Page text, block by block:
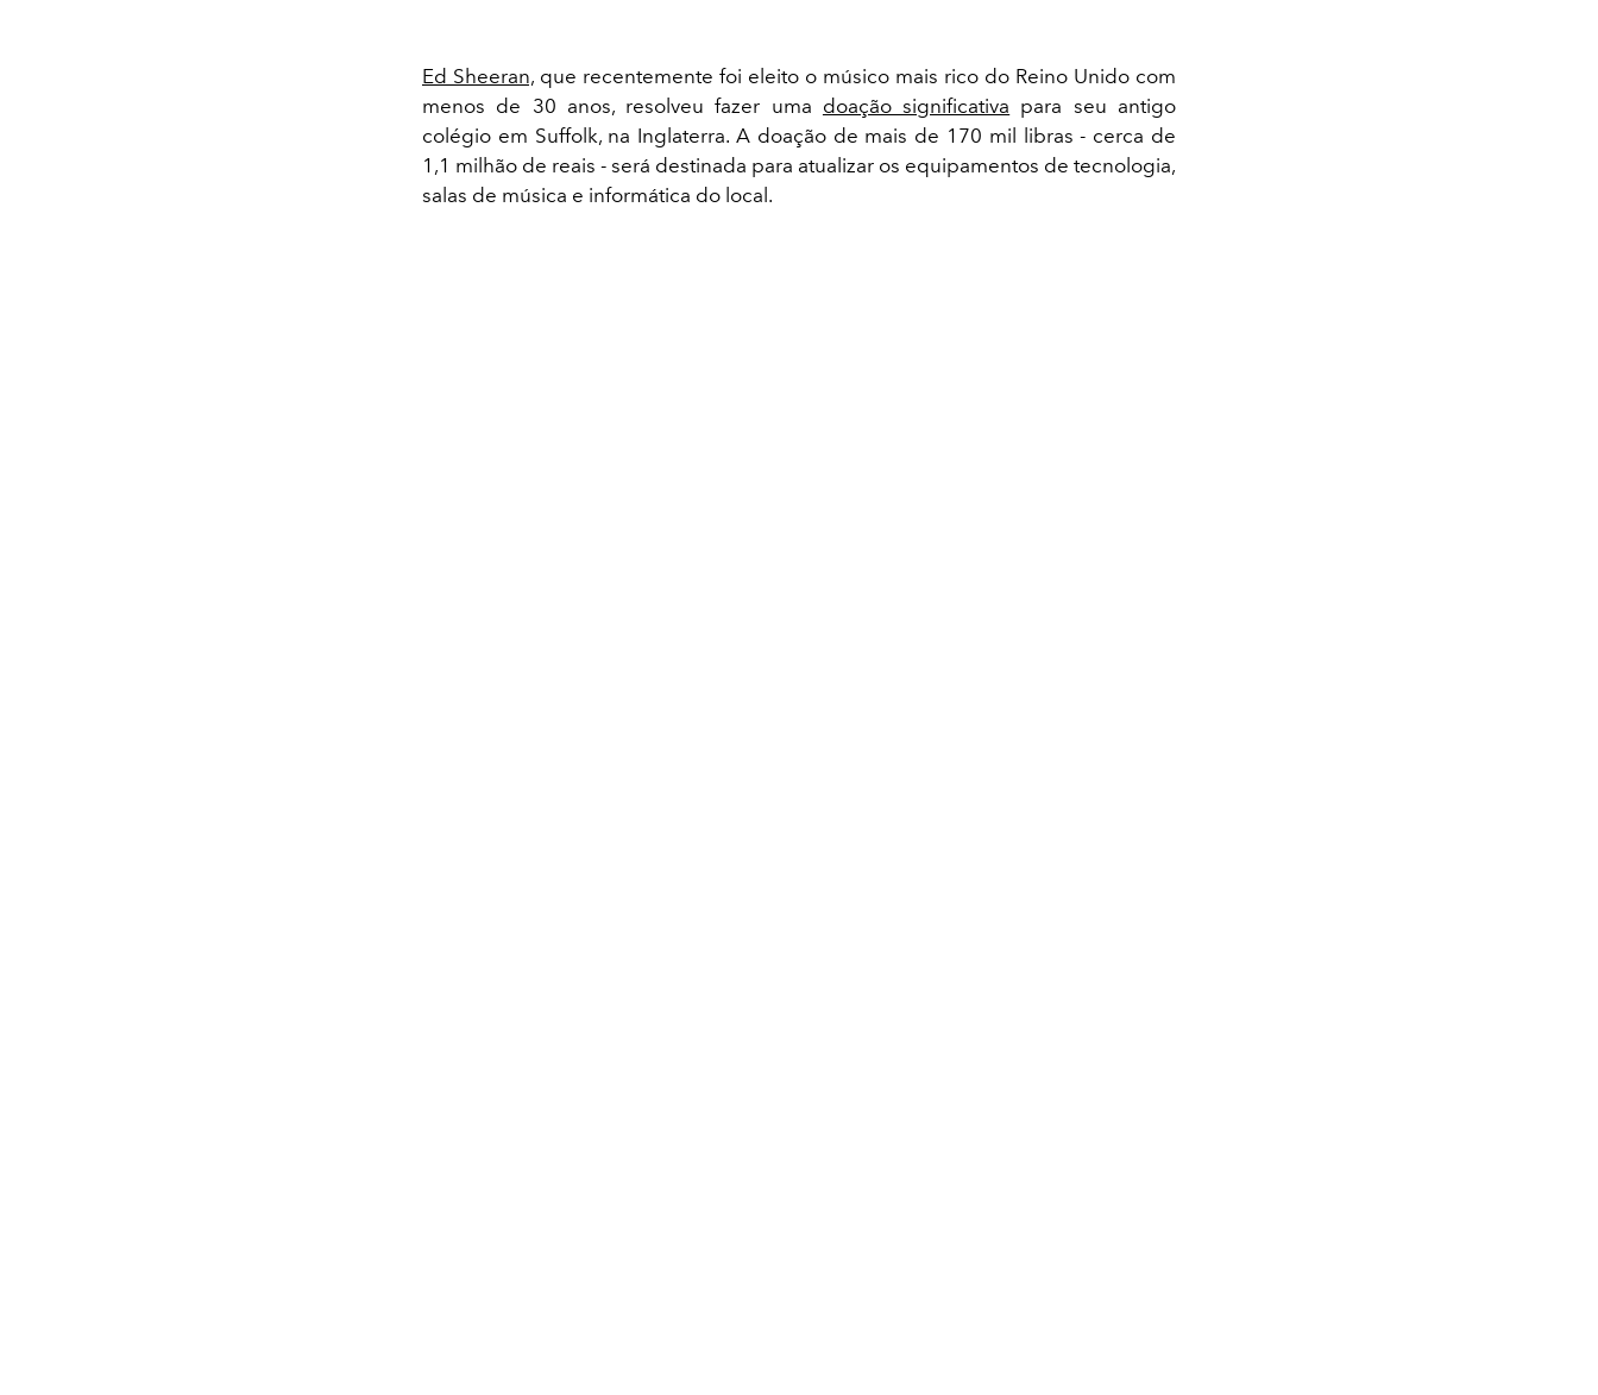
Ed Sheeran, que recentemente foi eleito o músico mais rico do Reino Unido com
menos de 30 anos, resolveu fazer uma doação significativa para seu antigo
colégio em Suffolk, na Inglaterra. A doação de mais de 170 mil libras - cerca de
1,1 milhão de reais - será destinada para atualizar os equipamentos de tecnologia,
salas de música e informática do local.